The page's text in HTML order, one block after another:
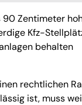
90 Zentimeter
Kfz-
behalten
rechtlichen
ist, muss